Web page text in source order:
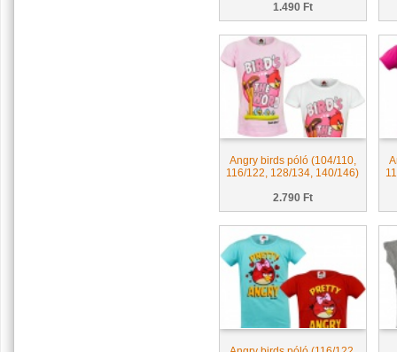
1.490 Ft
Angry birds póló (104/110,
116/122, 128/134, 140/146)
2.790 Ft